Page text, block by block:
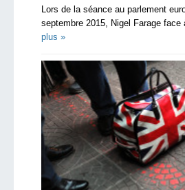
Lors de la séance au parlement
septembre 2015, Nigel Farage face
plus »